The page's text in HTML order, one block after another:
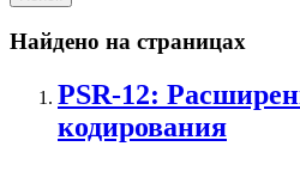
Найдено на страницах
PSR-12:
кодирования